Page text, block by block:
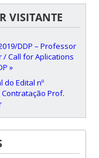
VISITANTE
DDP – Professor
/ Call for Aplications
»
do Edital nº
Contratação Prof.